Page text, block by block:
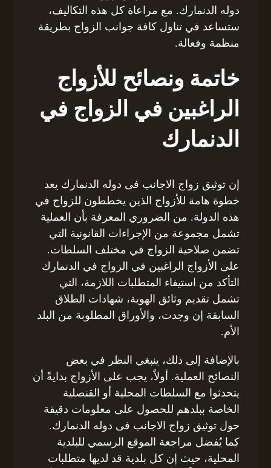
دوله الدنمارك. مع مراعاة كل هذه التكاليف،
ستساعد في تناول كافة جوانب الزواج بطريقة
منظمة وفعالة.
خاتمة ونصائح للأزواج
الراغبين في الزواج في
الدنمارك
إن توثيق زواج الاجانب فى دوله الدنمارك يعد
خطوة هامة للأزواج الذين يخططون للزواج في
هذه الدولة. من الضروري المعرفة بأن العملية
تشمل مجموعة من الإجراءات القانونية التي
تضمن صلاحية الزواج في مختلف السلطات.
على الأزواج الراغبين في الزواج في الدنمارك
التأكد من استيفاء المتطلبات اللازمة، التي
تشمل تقديم وثائق الهوية، شهادات الطلاق
السابقة إن وجدت، والأوراق المطلوبة من البلد
الأم.
بالإضافة إلى ذلك، ينبغي النظر في بعض
النصائح العملية. أولاً، يجب على الأزواج بدايةً أن
يتحدثوا مع السلطات المحلية أو القنصلية
الخاصة ببلدهم للحصول على معلومات دقيقة
حول توثيق زواج الاجانب فى دوله الدنمارك.
كما يُفضل مراجعة الموقع الرسمي للبلدية
المحلية، حيث إن كل بلدية قد لديها متطلبات